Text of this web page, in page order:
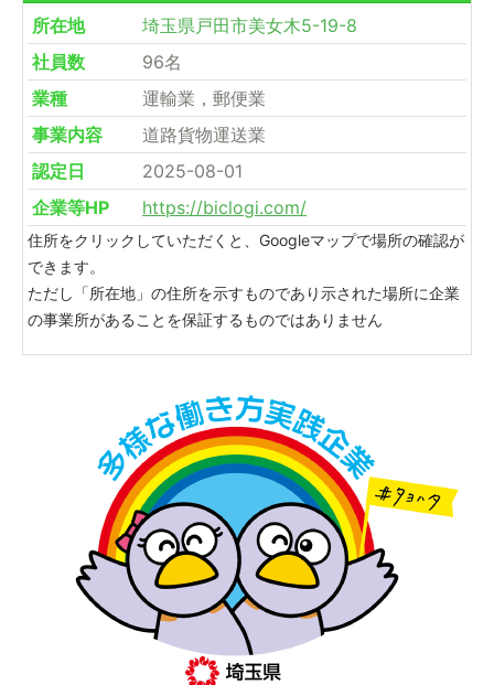
所在地
埼玉県戸田市美女木5-19-8
社員数
96名
業種
運輸業，郵便業
事業内容
道路貨物運送業
認定日
2025-08-01
企業等HP
https://biclogi.com/
住所をクリックしていただくと、Googleマップで場所の確認が
できます。
ただし「所在地」の住所を示すものであり示された場所に企業
の事業所があることを保証するものではありません